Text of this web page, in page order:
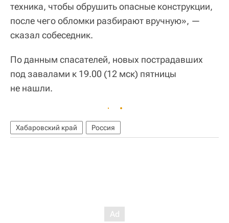
техника, чтобы обрушить опасные конструкции,
после чего обломки разбирают вручную», —
сказал собеседник.
По данным спасателей, новых пострадавших
под завалами к 19.00 (12 мск) пятницы
не нашли.
Хабаровский край Россия